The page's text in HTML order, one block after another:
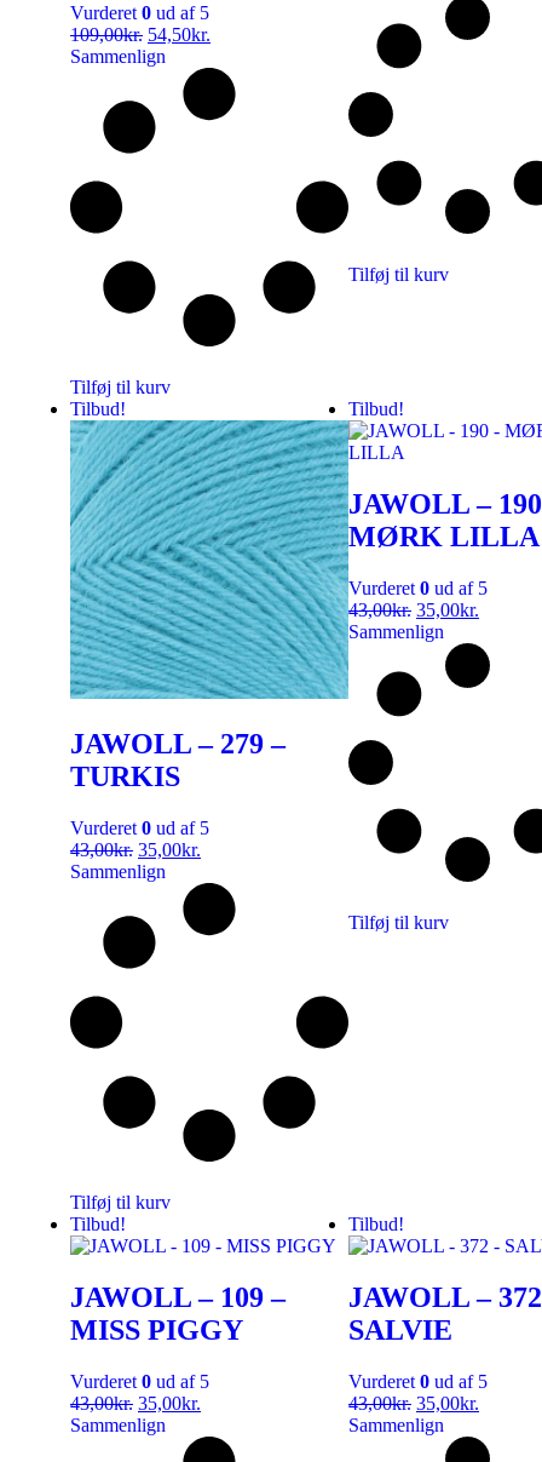
Vurderet 0 ud af 5
109,00kr. 54,50kr.
Sammenlign
Tilføj til kurv
Tilføj til kurv
Tilbud!
JAWOLL – 279 –
TURKIS
Vurderet 0 ud af 5
43,00kr. 35,00kr.
Sammenlign
Tilføj til kurv
Tilbud!
JAWOLL –
MØRK LILLA
Vurderet 0 ud af 5
43,00kr. 35,00kr.
Sammenlign
Tilføj til kurv
Tilbud!
JAWOLL – 109 –
MISS PIGGY
Vurderet 0 ud af 5
43,00kr. 35,00kr.
Sammenlign
Tilbud!
JAWOLL –
SALVIE
Vurderet 0 ud af 5
43,00kr. 35,00kr.
Sammenlign